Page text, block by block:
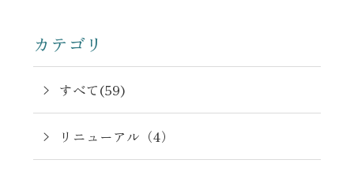
カテゴリ
すべて(59)
リニューアル（4）